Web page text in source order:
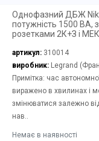
Однофазний ДБЖ
потужність 1500 ВА,
розетками 2К+З і МЕК
артикул: 310014
виробник:Legrand
Примітка: час
виражено в хвилинах і
змінюватися залежно
нав..
Немає в наявності